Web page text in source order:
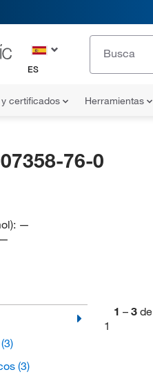
ES
certificados Herramientas
76-0
—
—
(3)
(3)
1 – 3 de
1